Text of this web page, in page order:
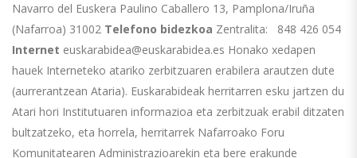
Navarro del Euskera Paulino Caballero 13, Pamplona/Iruña
(Nafarroa) 31002 Telefono bidezkoa Zentralita: 848 426 054
Internet euskarabidea@euskarabidea.es Honako xedapen
hauek Interneteko atariko zerbitzuaren erabilera arautzen dute
(aurrerantzean Ataria). Euskarabideak herritarren esku jartzen du
Atari hori Institutuaren informazioa eta zerbitzuak erabil ditzaten
bultzatzeko, eta horrela, herritarrek Nafarroako Foru
Komunitatearen Administrazioarekin eta bere erakunde